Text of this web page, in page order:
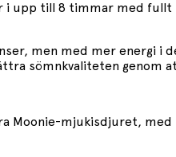
i upp till 8 timmar med fullt
men med mer energi
sömnkvaliteten genom
Moonie-mjukisdjuret,